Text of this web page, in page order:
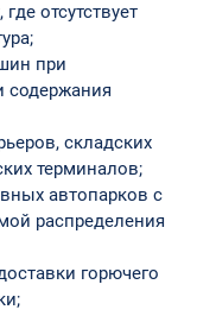
отсутствует
при
содержания
складских
терминалов;
автопарков с
распределения
горючего